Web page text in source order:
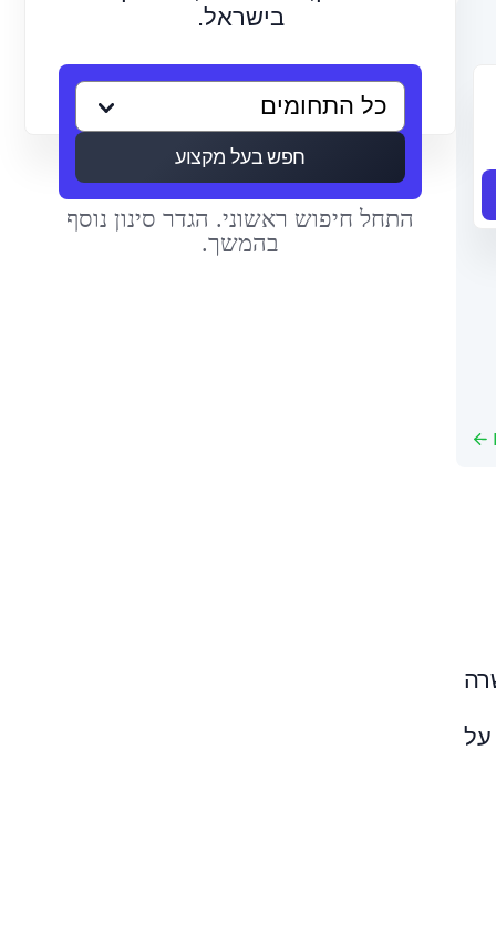
על
בישראל.
חפש בעל מקצוע
התחל חיפוש ראשוני. הגדר סינון נוסף
בהמשך.